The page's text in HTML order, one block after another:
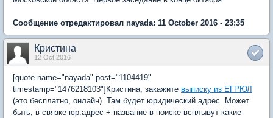
Сообщение отредактировал nayada: 11 October 2016 - 23:35
Кристина
12 Oct 2016
[quote name="nayada" post="1104419"
timestamp="1476218103"]Кристина, закажите выписку из ЕГРЮЛ
(это бесплатно, онлайн). Там будет юридический адрес. Может
быть, в связке юр.адрес + название в поиске всплывут какие-